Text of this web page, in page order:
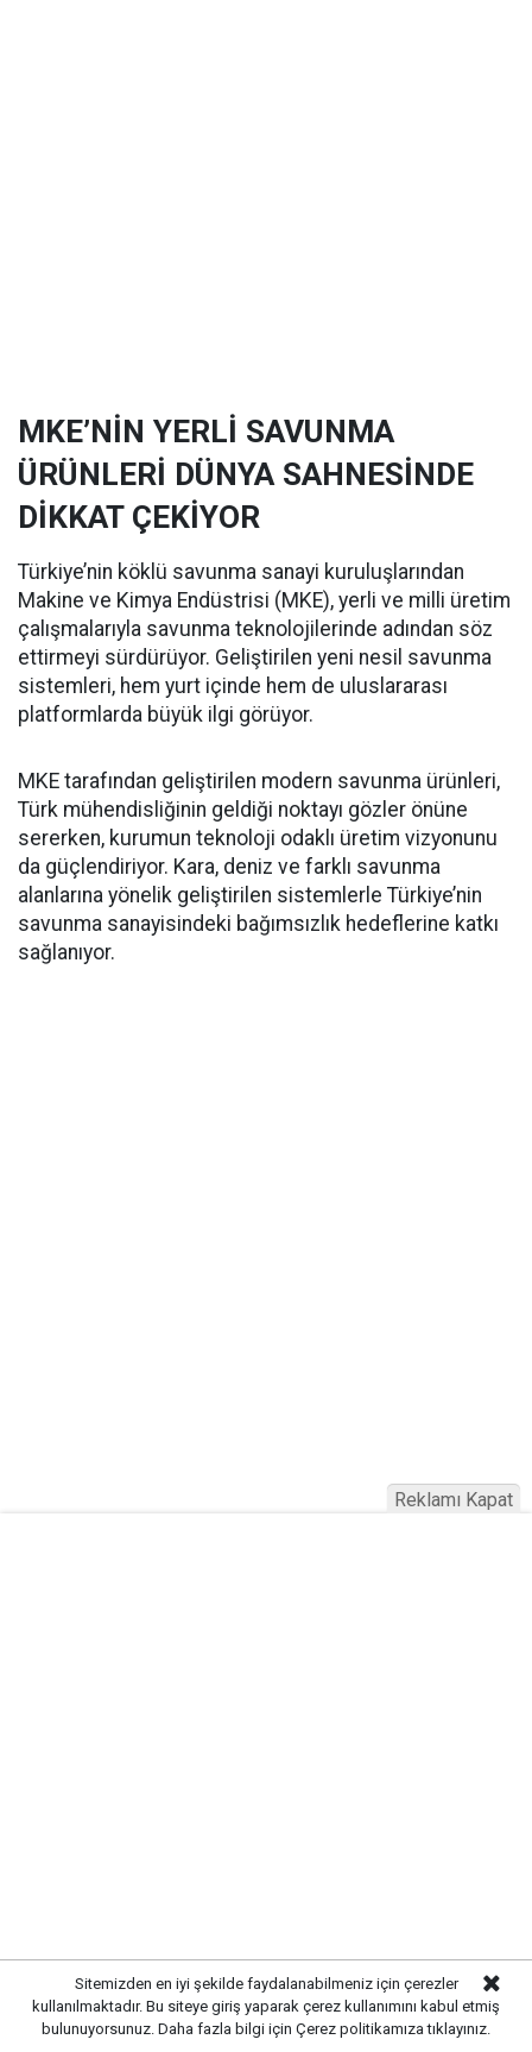
MKE’NİN YERLİ SAVUNMA
ÜRÜNLERİ DÜNYA SAHNESİNDE
DİKKAT ÇEKİYOR
Türkiye’nin köklü savunma sanayi kuruluşlarından
Makine ve Kimya Endüstrisi (MKE), yerli ve milli üretim
çalışmalarıyla savunma teknolojilerinde adından söz
ettirmeyi sürdürüyor. Geliştirilen yeni nesil savunma
sistemleri, hem yurt içinde hem de uluslararası
platformlarda büyük ilgi görüyor.
MKE tarafından geliştirilen modern savunma ürünleri,
Türk mühendisliğinin geldiği noktayı gözler önüne
sererken, kurumun teknoloji odaklı üretim vizyonunu
da güçlendiriyor. Kara, deniz ve farklı savunma
alanlarına yönelik geliştirilen sistemlerle Türkiye’nin
savunma sanayisindeki bağımsızlık hedeflerine katkı
sağlanıyor.
taşıması bekleniyor.
Sitemizden en iyi şekilde faydalanabilmeniz için çerezler
kullanılmaktadır. Bu siteye giriş yaparak çerez kullanımını kabul etmiş
bulunuyorsunuz. Daha fazla bilgi için Çerez politikamıza tıklayınız.
Reklamı Kapat